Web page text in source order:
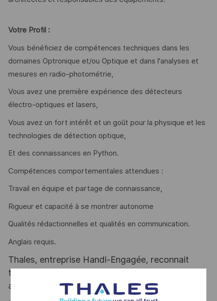
Votre Profil :
Vous bénéficiez de compétences techniques dans les
domaines Optronique et/ou Optique et dans l'analyses et
mesures en radio-photométrie,
Vous avez une première expérience des détecteurs
électro-optiques et lasers,
Vous avez un fort intérêt et un goût pour la physique et les
technologies de détection optique,
Et des connaissances en Python.
Compétences comportementales attendues :
Travail en équipe et partage de connaissance,
Rigueur et capacité à se montrer autonome
Qualités rédactionnelles et qualités en communication.
Anglais requis.
Thales, entreprise Handi-Engagée, reconnait
tous les talents. La diversité est notre meilleur
atout. Postulez et rejoignez nous !